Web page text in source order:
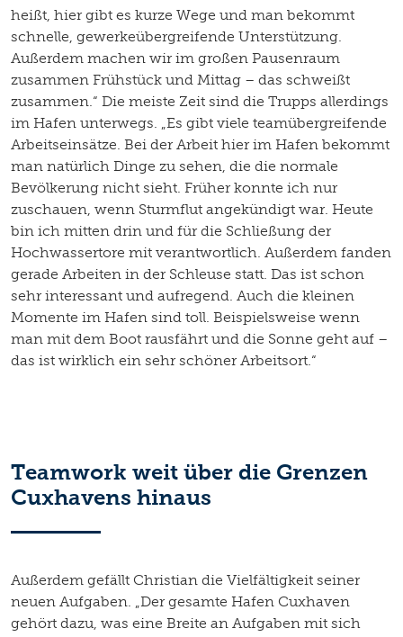
heißt, hier gibt es kurze Wege und man bekommt
schnelle, gewerkeübergreifende Unterstützung.
Außerdem machen wir im großen Pausenraum
zusammen Frühstück und Mittag – das schweißt
zusammen.“ Die meiste Zeit sind die Trupps allerdings
im Hafen unterwegs. „Es gibt viele teamübergreifende
Arbeitseinsätze. Bei der Arbeit hier im Hafen bekommt
man natürlich Dinge zu sehen, die die normale
Bevölkerung nicht sieht. Früher konnte ich nur
zuschauen, wenn Sturmflut angekündigt war. Heute
bin ich mitten drin und für die Schließung der
Hochwassertore mit verantwortlich. Außerdem fanden
gerade Arbeiten in der Schleuse statt. Das ist schon
sehr interessant und aufregend. Auch die kleinen
Momente im Hafen sind toll. Beispielsweise wenn
man mit dem Boot rausfährt und die Sonne geht auf –
das ist wirklich ein sehr schöner Arbeitsort.“
Teamwork weit über die Grenzen
Cuxhavens hinaus
Außerdem gefällt Christian die Vielfältigkeit seiner
neuen Aufgaben. „Der gesamte Hafen Cuxhaven
gehört dazu, was eine Breite an Aufgaben mit sich